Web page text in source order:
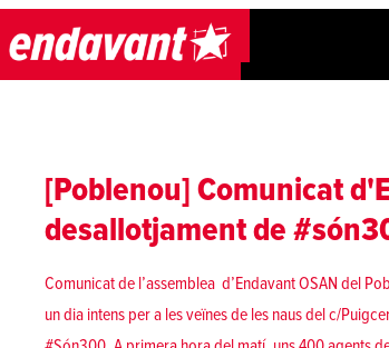
Skip to content
[Poblenou] Comunicat
desallotjament de
Comunicat de l’assemblea d’Endavant OSAN del
un dia intens per a les veïnes de les naus del c/